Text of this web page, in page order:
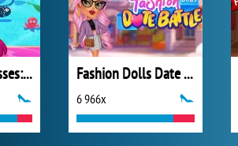
Mermaid Princesses: Underwater Games Fashion Dolls Date Battle
6 966x